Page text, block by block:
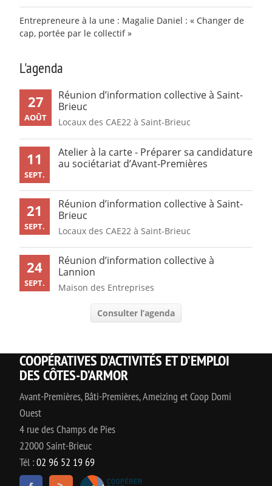
Entrepreneure à la une : Magalie Daniel : « Changer de
cap, portée par le collectif »
L'agenda
27
AOÛT
Réunion d’information collective à Saint-
Brieuc
Locaux des CAE22 à Saint-Brieuc
11
SEPT.
Atelier à la carte - Préparer sa candidature
au sociétariat d’Avant-Premières
21
SEPT.
Réunion d’information collective à Saint-
Brieuc
Locaux des CAE22 à Saint-Brieuc
24
SEPT.
Réunion d’information collective à
Lannion
Maison des Entreprises
Consulter l’agenda
COOPÉRATIVES D’ACTIVITÉS ET D’EMPLOI
DES CÔTES-D’ARMOR
Avant-Premières, Bâti-Premières, Ameizing et Coop Domi
Ouest
4 rue des Champs de Pies
22000 Saint-Brieuc
Tél :02 96 52 19 69